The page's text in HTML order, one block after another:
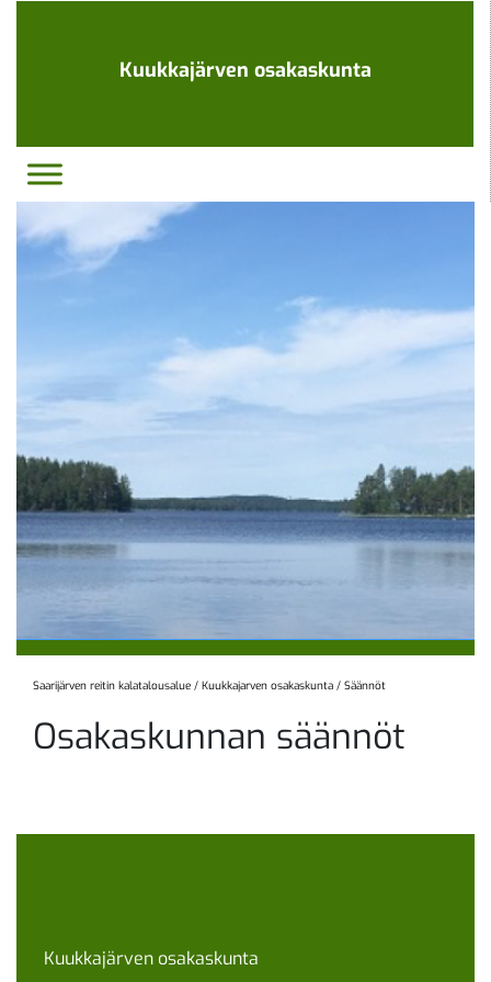
Kuukkajärven osakaskunta
Saarijärven reitin kalatalousalue / Kuukkajarven osakaskunta / Säännöt
Osakaskunnan säännöt
Kuukkajärven osakaskunta